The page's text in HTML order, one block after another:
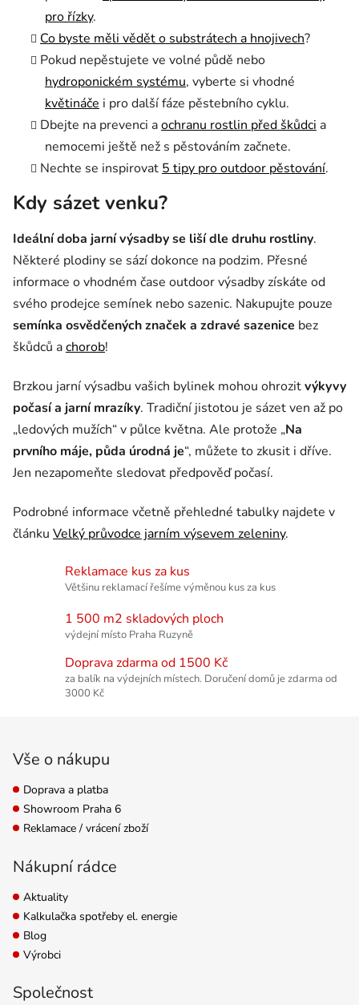
pro řízky.
Co byste měli vědět o substrátech a hnojivech?
Pokud nepěstujete ve volné půdě nebo
hydroponickém systému, vyberte si vhodné
květináče i pro další fáze pěstebního cyklu.
Dbejte na prevenci aochranu rostlin před škůdci a
nemocemi ještě než s pěstováním začnete.
Nechte se inspirovat 5 tipy pro outdoor pěstování.
​Kdy sázet venku?
Ideální doba jarní výsadbyse lišídle druhu rostliny.
Některé plodiny se sází dokonce na podzim. Přesné
informace o vhodném čase outdoor výsadby získáte od
svého prodejce semínek nebo sazenic. Nakupujte pouze
semínka osvědčených značek a zdravé sazenice bez
škůdců achorob!
Brzkou jarní výsadbu vašich bylinek mohou ohrozitvýkyvy
počasí a jarní mrazíky. Tradiční jistotou je sázet ven až po
„ledových mužích“ v půlce května. Ale protože „Na
prvního máje, půda úrodná je“, můžete to zkusit i dříve.
Jen nezapomeňte sledovat předpověď počasí.
Podrobné informace včetně přehledné tabulky najdete v
článku Velký průvodce jarním výsevem zeleniny.
Reklamace kus za kus
Většinu reklamací řešíme výměnou kus za kus
1 500 m2 skladových ploch
výdejní místo Praha Ruzyně
Doprava zdarma od 1500 Kč
za balík na výdejních místech. Doručení domů je zdarma od
3000 Kč
Vše o nákupu
Doprava a platba
Showroom Praha 6
Reklamace / vrácení zboží
Nákupní rádce
Aktuality
Kalkulačka spotřeby el. energie
Blog
Výrobci
Společnost